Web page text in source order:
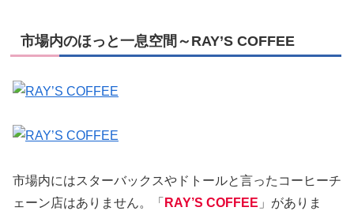
市場内のほっと一息空間～RAY’S COFFEE
市場内にはスターバックスやドトールと言ったコーヒーチ
ェーン店はありません。「 RAY’S COFFEE 」がありま